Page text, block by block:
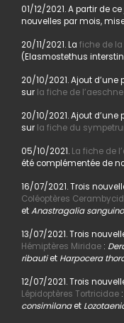
01/12/2021. A partir de
nouvelles par mois,
20/11/2021. La fiche de
(Elasmostethus
20/10/2021. Ajout
sur la fiche de
20/10/2021. Ajout
sur la fiche du
05/10/2021. La fiche de
été complémentée de
16/07/2021. Trois
Coléoptères
etAnastragalia
13/07/2021. Trois
Hémiptères Miridae:
ribautiet Harpocera
12/07/2021. Trois
Lépidoptères Tortricidae:
consimilanaet